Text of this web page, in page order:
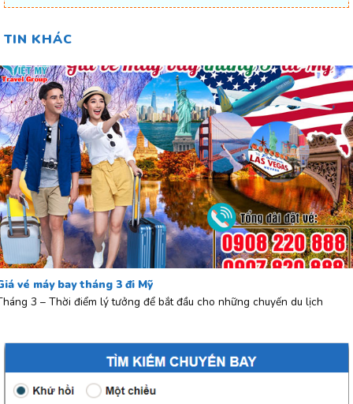
TIN KHÁC
vé máy bay tháng 3 đi Mỹ
3 – Thời điểm lý tưởng để bắt đầu cho những chuyến du lịch